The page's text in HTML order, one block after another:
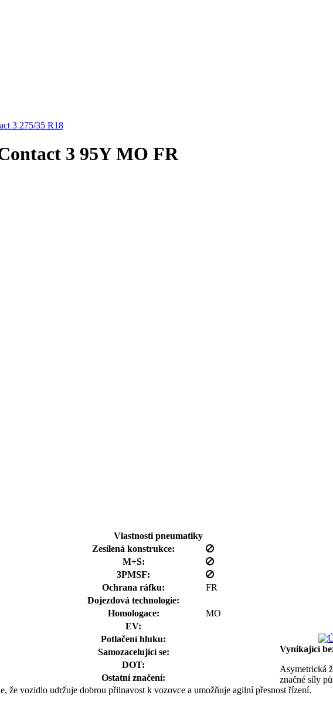
3 275/35 R18
3 95Y MO FR
Vlastnosti pneumatiky
Zesílená konstrukce:
M+S:
3PMSF:
Ochrana ráfku:
FR
Dojezdová technologie:
Homologace:
MO
EV:
Potlačení hluku:
Samozacelující se:
DOT:
Ostatní značení:
Vynikající
Asymetrická
značné síly
že vozidlo udržuje dobrou přilnavost k vozovce a umožňuje agilní přesnost řízení.